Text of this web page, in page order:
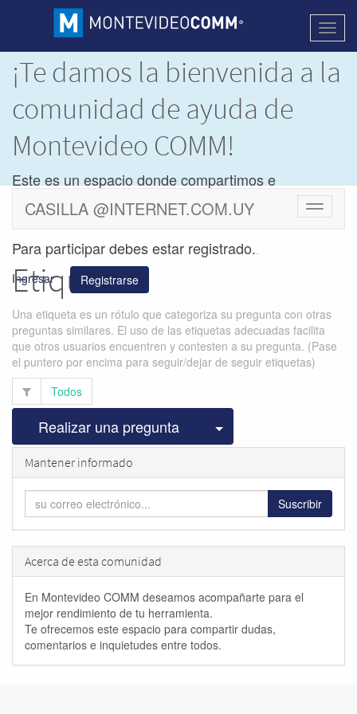
¡Te damos la bienvenida a la
comunidad de ayuda de
Montevideo COMM!
Este es un espacio donde compartimos e
intercambiamos dudas y soluciones de los
productos deMontevideo COMM.
Para participar debes estar registrado..
Ingresar
Registrarse
Cambiar
CASILLA @INTERNET.COM.UY
Etiquetas
Una etiqueta es un rótulo que categoriza su pregunta con otras
preguntas similares. El uso de las etiquetas adecuadas facilita
que otros usuarios encuentren y contesten a su pregunta. (Pase
el puntero por encima para seguir/dejar de seguir etiquetas)
Todos
Realizar una pregunta Seleccionar
Mantener informado
Suscribir
Acerca de esta comunidad
En Montevideo COMM deseamos acompañarte para el
mejor rendimiento de tu herramienta.
Te ofrecemos este espacio para compartir dudas,
comentarios e inquietudes entre todos.